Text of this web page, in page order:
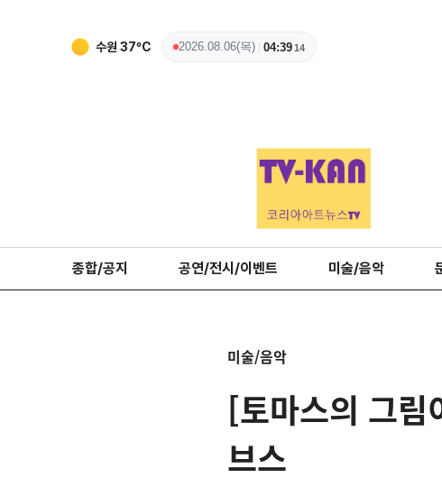
수원 37ºC 2026.08.06(목) 04:3915
종합/공지 공연/전시/이벤트 미술/음악
미술/음악
[토마스의 그
브스